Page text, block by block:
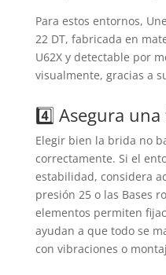
Para estos entornos,
22 DT, fabricada en
U62X y detectable por
visualmente, gracias a
4️⃣ Asegura
Elegir bien la brida no
correctamente. Si el
estabilidad, considera
presión 25 o las Bases
elementos permiten
ayudan a que todo se
con vibraciones o